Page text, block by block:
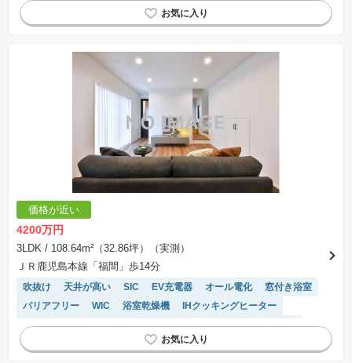
価格が近い
4200万円
3LDK / 108.64m²（32.86坪）（実測）
ＪＲ鹿児島本線「福間」歩14分
吹抜け 天井が高い SIC EV充電器 オール電化
窓付き浴室
バリアフリー
WIC 浴室乾燥機
IHクッキングヒーター
温水洗浄便座
接面道路の幅が６m以上 陽当り良好
食洗機
トイレ2個以上
システムキッチン
閑静な住宅地